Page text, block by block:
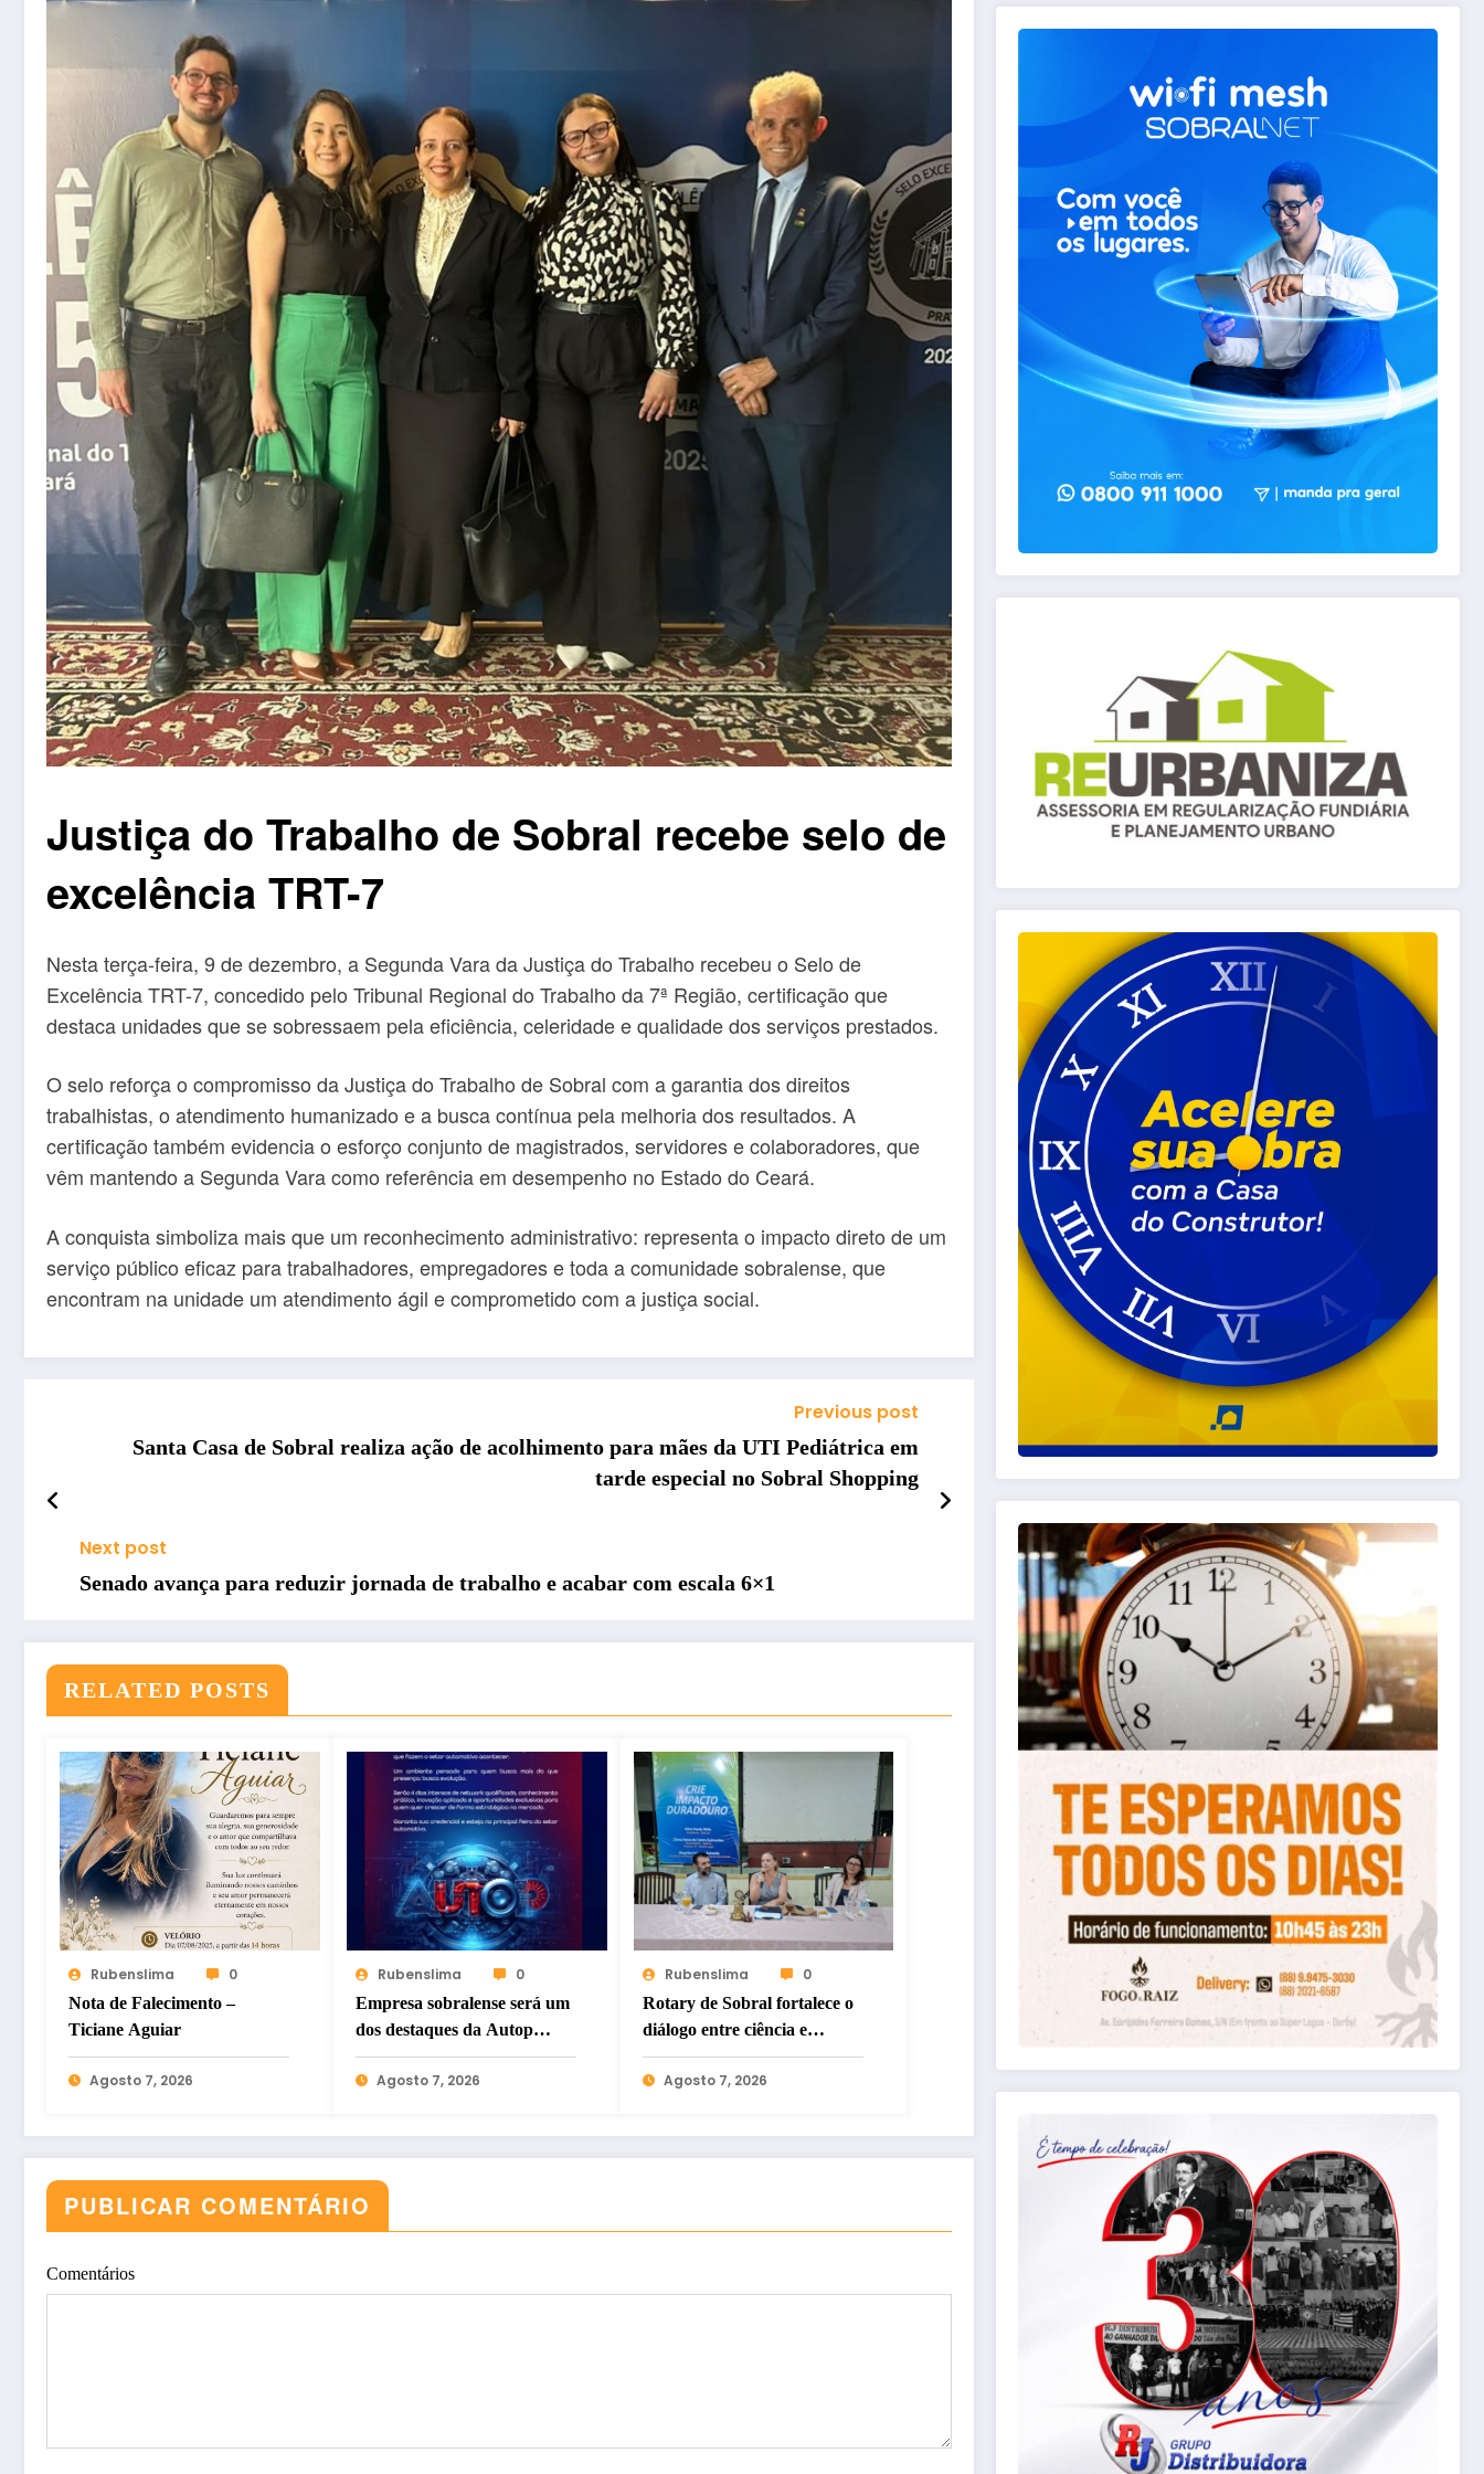
Justiça do Trabalho de Sobral recebe selo de
excelência TRT-7
Nesta terça-feira, 9 de dezembro, a Segunda Vara da Justiça do Trabalho recebeu o Selo de
Excelência TRT-7, concedido pelo Tribunal Regional do Trabalho da 7ª Região, certificação que
destaca unidades que se sobressaem pela eficiência, celeridade e qualidade dos serviços prestados.
O selo reforça o compromisso da Justiça do Trabalho de Sobral com a garantia dos direitos
trabalhistas, o atendimento humanizado e a busca contínua pela melhoria dos resultados. A
certificação também evidencia o esforço conjunto de magistrados, servidores e colaboradores, que
vêm mantendo a Segunda Vara como referência em desempenho no Estado do Ceará.
A conquista simboliza mais que um reconhecimento administrativo: representa o impacto direto de um
serviço público eficaz para trabalhadores, empregadores e toda a comunidade sobralense, que
encontram na unidade um atendimento ágil e comprometido com a justiça social.
Previous post
Santa Casa de Sobral realiza ação de acolhimento para mães da UTI Pediátrica em
tarde especial no Sobral Shopping
Next post
Senado avança para reduzir jornada de trabalho e acabar com escala 6×1
RELATED POSTS
Rubenslima
0
Nota de Falecimento –
Ticiane Aguiar
Agosto 7, 2026
Rubenslima
0
Empresa sobralense será um
dos destaques da Autop
2026, maior feira do setor
automotivo do Norte e
Agosto 7, 2026
Rubenslima
0
Rotary de Sobral fortalece o
diálogo entre ciência e
sociedade
Agosto 7, 2026
PUBLICAR COMENTÁRIO
Comentários